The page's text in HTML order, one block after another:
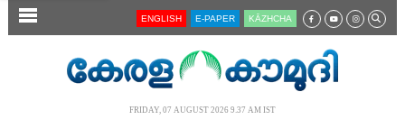
SECTIONS ENGLISH E-PAPER KĀZHCHA
FRIDAY, 07 AUGUST 2026 9.37 AM IST